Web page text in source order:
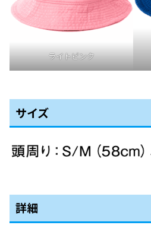
ライトピンク
サイズ
詳細